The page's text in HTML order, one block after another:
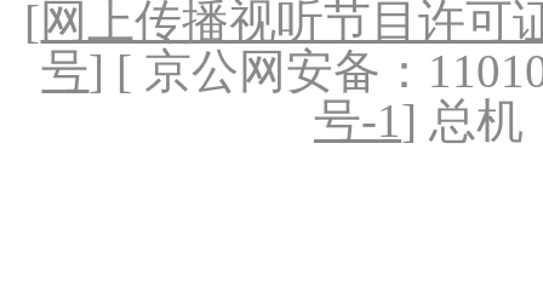
[网上传播视听节目许可
号] [ 京公网安备：
号-1] 总机